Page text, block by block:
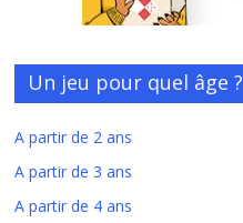
Un jeu pour quel âge ?
A partir de 2 ans
A partir de 3 ans
A partir de 4 ans